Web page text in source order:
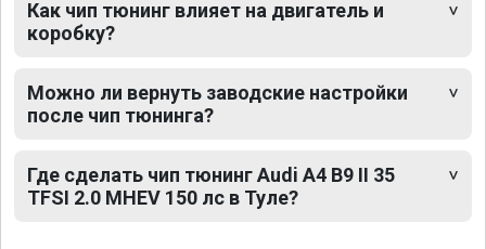
Как чип тюнинг влияет на двигатель и
коробку?
Можно ли вернуть заводские настройки
после чип тюнинга?
Где сделать чип тюнинг Audi A4 B9 II 35
TFSI 2.0 MHEV 150 лс в Туле?